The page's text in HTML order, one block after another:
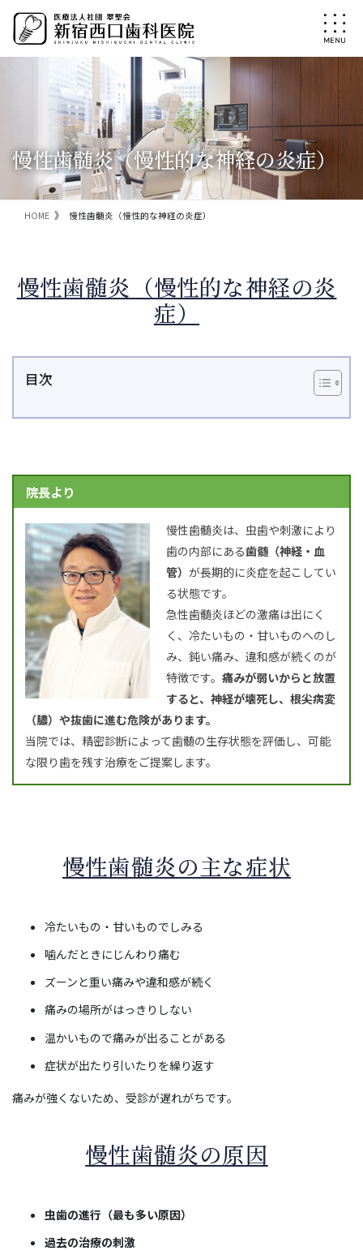
ン
ー
慢性歯髄炎（慢性的な神経の炎症）
HOME 慢性歯髄炎（慢性的な神経の炎症）
慢性歯髄炎（慢性的な神経の炎
症）
目次
院長より
慢性歯髄炎は、虫歯や刺激により
歯の内部にある歯髄（神経・血
管）が長期的に炎症を起こしてい
る状態です。
急性歯髄炎ほどの激痛は出にく
く、冷たいもの・甘いものへのし
み、鈍い痛み、違和感が続くのが
特徴です。痛みが弱いからと放置
すると、神経が壊死し、根尖病変
（膿）や抜歯に進む危険があります。
当院では、精密診断によって歯髄の生存状態を評価し、可能
な限り歯を残す治療をご提案します。
慢性歯髄炎の主な症状
冷たいもの・甘いものでしみる
噛んだときにじんわり痛む
ズーンと重い痛みや違和感が続く
痛みの場所がはっきりしない
温かいもので痛みが出ることがある
症状が出たり引いたりを繰り返す
痛みが強くないため、受診が遅れがちです。
慢性歯髄炎の原因
虫歯の進行（最も多い原因）
過去の治療の刺激